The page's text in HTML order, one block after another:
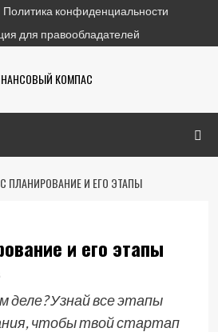
Политика конфиденциальности
для правообладателей
КОМПАС
ПЛАНИРОВАНИЕ И ЕГО ЭТАПЫ
и его этапы
деле? Узнай все этапы
чтобы твой стартап